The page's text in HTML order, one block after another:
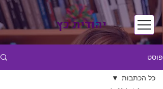
יהודית כץ
פוסט
כל הכתבות